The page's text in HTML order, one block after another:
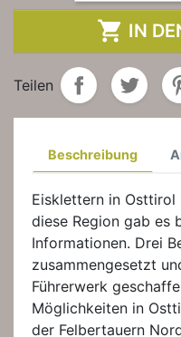
 IN
Teilen
Beschreibung
Eisklettern in
diese Region gab es
Informationen. Drei
zusammengesetzt
Führerwerk
Möglichkeiten in
der Felbertauern